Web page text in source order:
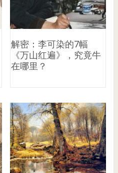
解密：李可染的7幅
《万山红遍》，究竟牛
在哪里？